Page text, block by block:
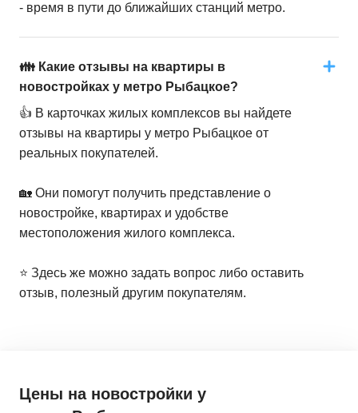
- время в пути до ближайших станций метро.
👪 Какие отзывы на квартиры в
новостройках у метро Рыбацкое?
👍 В карточках жилых комплексов вы найдете
отзывы на квартиры у метро Рыбацкое от
реальных покупателей.
🏡 Они помогут получить представление о
новостройке, квартирах и удобстве
местоположения жилого комплекса.
⭐️ Здесь же можно задать вопрос либо оставить
отзыв, полезный другим покупателям.
Цены на новостройки у